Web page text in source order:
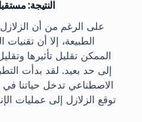
النتيجة:
على الرغم من أن
الطبيعة، إلا أن
الممكن تقليل تأثيرها
إلى حد بعيد. لقد بدأت
الاصطناعي تدخل حياتنا
توقع الزلازل إلى عمليات